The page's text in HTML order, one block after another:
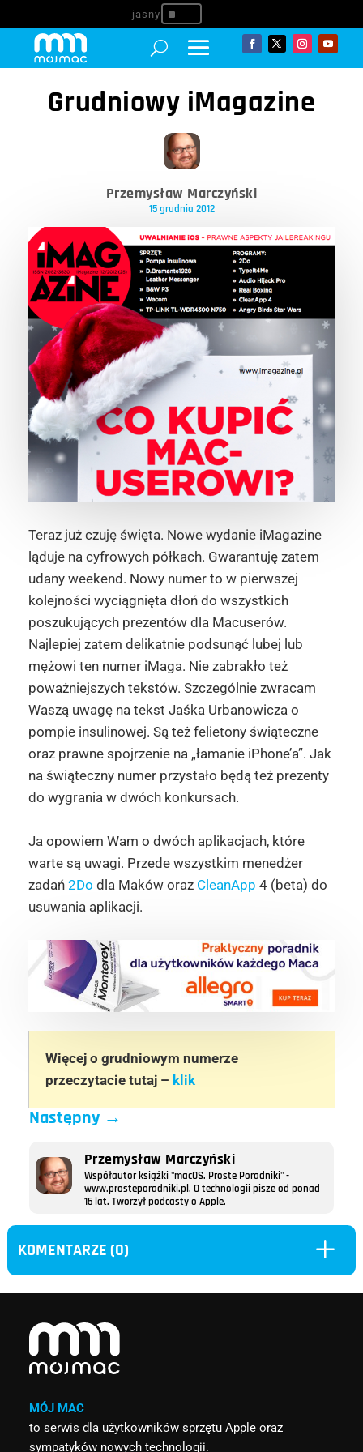
^
Grudniowy iMagazine
Przemysław Marczyński
15 grudnia 2012
Teraz już czuję święta. Nowe wydanie iMagazine
ląduje na cyfrowych półkach. Gwarantuję zatem
udany weekend. Nowy numer to w pierwszej
kolejności wyciągnięta dłoń do wszystkich
poszukujących prezentów dla Macuserów.
Najlepiej zatem delikatnie podsunąć lubej lub
mężowi ten numer iMaga. Nie zabrakło też
poważniejszych tekstów. Szczególnie zwracam
Waszą uwagę na tekst Jaśka Urbanowicza o
pompie insulinowej. Są też felietony świąteczne
oraz prawne spojrzenie na „łamanie iPhone’a”. Jak
na świąteczny numer przystało będą też prezenty
do wygrania w dwóch konkursach.
Ja opowiem Wam o dwóch aplikacjach, które
warte są uwagi. Przede wszystkim menedżer
zadań 2Do dla Maków oraz CleanApp 4 (beta) do
usuwania aplikacji.
Więcej o grudniowym numerze
przeczytacie tutaj – klik
Następny→
Przemysław Marczyński
Współautor książki "macOS. Proste Poradniki" -
www.prosteporadniki.pl. O technologii pisze od ponad
15 lat. Tworzył podcasty o Apple.
KOMENTARZE (0) L
MÓJ MAC
to serwis dla użytkowników sprzętu Apple oraz
sympatyków nowych technologii.